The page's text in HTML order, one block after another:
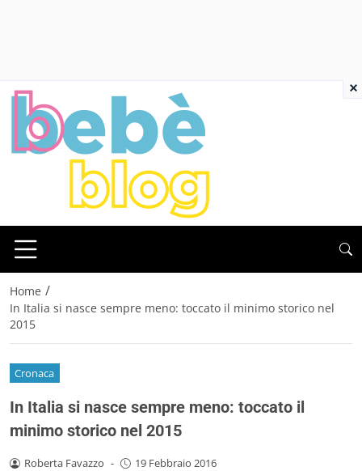
Home /
In Italia si nasce sempre meno: toccato il minimo storico nel
2015
Cronaca
In Italia si nasce sempre meno: toccato il
minimo storico nel 2015
Roberta Favazzo - 19 Febbraio 2016
×